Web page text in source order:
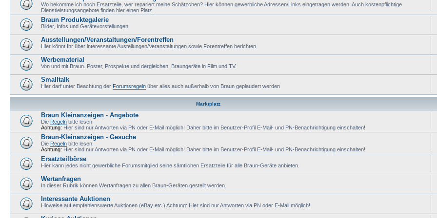
Wo bekomme ich noch Ersatzteile, wer repariert meine Schätzchen? Hier können gewerbliche Adressen/Links eingetragen werden. Auch kostenpflichtige
Dienstleistungsangebote finden hier einen Platz.
Braun Produktegalerie
Bilder, Infos und Gerätevorstellungen
Ausstellungen/Veranstaltungen/Forentreffen
Hier könnt Ihr über interessante Austellungen/Veranstaltungen sowie Forentreffen berichten.
Werbematerial
Von und mit Braun. Poster, Prospekte und dergleichen. Braungeräte in Film und TV.
Smalltalk
Hier darf unter Beachtung der Forumsregeln über alles auch außerhalb von Braun geplaudert werden
Marktplatz
Braun Kleinanzeigen - Angebote
Die Regeln bitte lesen.
Achtung: Hier sind nur Antworten via PN oder E-Mail möglich! Daher bitte im Benutzer-Profil E-Mail- und PN-Benachrichtigung einschalten!
Braun-Kleinanzeigen - Gesuche
Die Regeln bitte lesen.
Achtung: Hier sind nur Antworten via PN oder E-Mail möglich! Daher bitte im Benutzer-Profil E-Mail- und PN-Benachrichtigung einschalten!
Ersatzteilbörse
Hier kann jedes nicht gewerbliche Forumsmitglied seine sämtlichen Ersatzteile für alle Braun-Geräte anbieten.
Wertanfragen
In dieser Rubrik können Wertanfragen zu allen Braun-Geräten gestellt werden.
Interessante Auktionen
Hinweise auf empfehlenswerte Auktionen (eBay etc.) Achtung: Hier sind nur Antworten via PN oder E-Mail möglich!